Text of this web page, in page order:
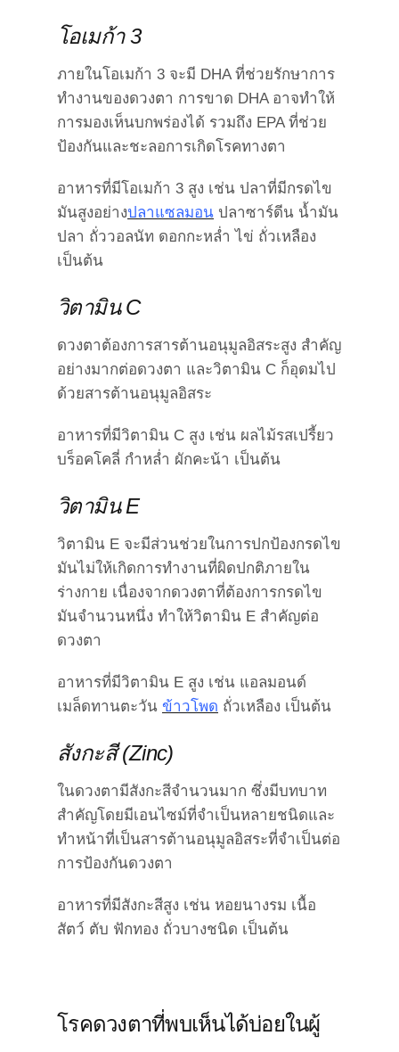
โอเมก้า 3
ภายในโอเมก้า 3 จะมี DHA ที่ช่วยรักษาการ
ทำงานของดวงตา การขาด DHA อาจทำให้
การมองเห็นบกพร่องได้ รวมถึง EPA ที่ช่วย
ป้องกันและชะลอการเกิดโรคทางตา
อาหารที่มีโอเมก้า 3 สูง เช่น ปลาที่มีกรดไข
มันสูงอย่างปลาแซลมอน ปลาซาร์ดีน น้ำมัน
ปลา ถั่ววอลนัท ดอกกะหล่ำ ไข่ ถั่วเหลือง
เป็นต้น
วิตามิน C
ดวงตาต้องการสารต้านอนุมูลอิสระสูง สำคัญ
อย่างมากต่อดวงตา และวิตามิน C ก็อุดมไป
ด้วยสารต้านอนุมูลอิสระ
อาหารที่มีวิตามิน C สูง เช่น ผลไม้รสเปรี้ยว
บร็อคโคลี่ กำหล่ำ ผักคะน้า เป็นต้น
วิตามิน E
วิตามิน E จะมีส่วนช่วยในการปกป้องกรดไข
มันไม่ให้เกิดการทำงานที่ผิดปกติภายใน
ร่างกาย เนื่องจากดวงตาที่ต้องการกรดไข
มันจำนวนหนึ่ง ทำให้วิตามิน E สำคัญต่อ
ดวงตา
อาหารที่มีวิตามิน E สูง เช่น แอลมอนด์
เมล็ดทานตะวัน ข้าวโพด ถั่วเหลือง เป็นต้น
สังกะสี (Zinc)
ในดวงตามีสังกะสีจำนวนมาก ซึ่งมีบทบาท
สำคัญโดยมีเอนไซม์ที่จำเป็นหลายชนิดและ
ทำหน้าที่เป็นสารต้านอนุมูลอิสระที่จำเป็นต่อ
การป้องกันดวงตา
อาหารที่มีสังกะสีสูง เช่น หอยนางรม เนื้อ
สัตว์ ตับ ฟักทอง ถั่วบางชนิด เป็นต้น
โรคดวงตาที่พบเห็นได้บ่อยในผู้